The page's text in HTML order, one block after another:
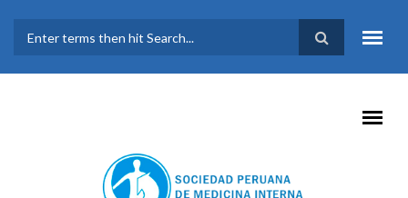
FORMULARIO DE
BÚSQUEDA